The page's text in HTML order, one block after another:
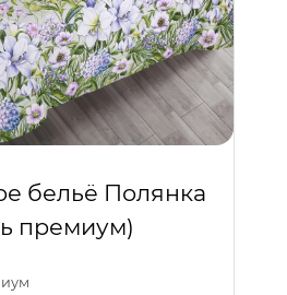
бельё Полянка
премиум)